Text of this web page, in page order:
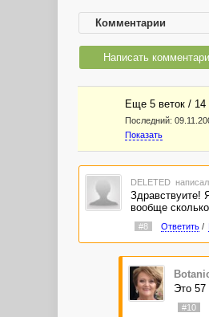
Комментарии
Написать
Еще 5 веток / 14
Последний:
Показать
DELETED
Здравствуите!
вообще
#8 Ответить/
Это 57
#10